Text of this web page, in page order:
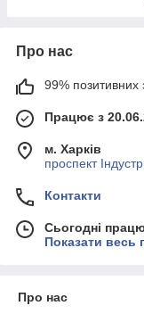
Про нас
99% позитивних
Працює з
м. Харків
проспект
Контакти
Сьогодні
Показати весь
Про нас